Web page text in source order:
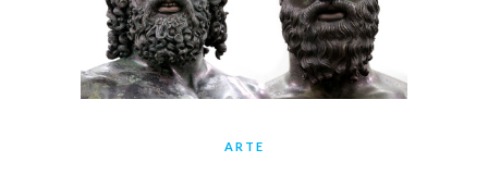
ARTE